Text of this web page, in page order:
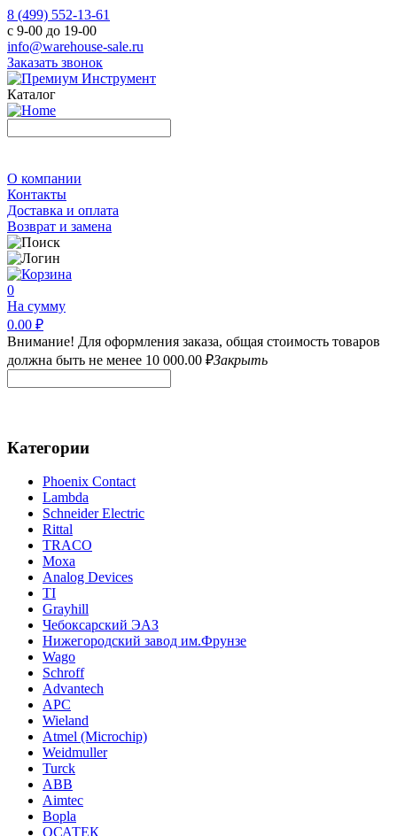
8 (499) 552-13-61
с 9-00 до 19-00
info@warehouse-sale.ru
Заказать звонок
Каталог
О компании
Контакты
Доставка и оплата
Возврат и замена
0
На сумму
0.00 ₽
Внимание! Для оформления заказа, общая стоимость товаров
должна быть не менее 10 000.00 ₽Закрыть
Категории
Phoenix Contact
Lambda
Schneider Electric
Rittal
TRACO
Moxa
Analog Devices
TI
Grayhill
Чебоксарский ЭАЗ
Нижегородский завод им.Фрунзе
Wago
Schroff
Advantech
APC
Wieland
Atmel (Microchip)
Weidmuller
Turck
ABB
Aimtec
Bopla
ОСАТЕК